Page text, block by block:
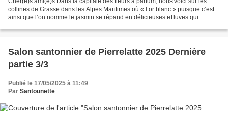
collines de Grasse dans les Alpes Maritimes où « l’or blanc » puisque c’est
ainsi que l’on nomme le jasmin se répand en délicieuses effluves qui
Salon santonnier de Pierrelatte 2025 Dernière
partie 3/3
Publié le 17/05/2025 à 11:49
Par Santounette